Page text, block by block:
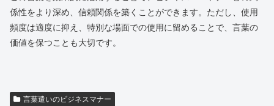
係性をより深め、信頼関係を築くことができます。ただし、使用
頻度は適度に抑え、特別な場面での使用に留めることで、言葉の
価値を保つことも大切です。
言葉遣いのビジネスマナー